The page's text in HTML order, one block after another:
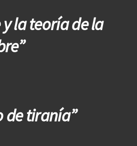
la teoría de la
de tiranía”